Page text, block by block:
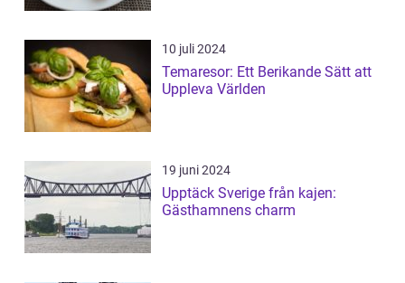
10 juli 2024
Temaresor: Ett Berikande Sätt att
Uppleva Världen
19 juni 2024
Upptäck Sverige från kajen:
Gästhamnens charm